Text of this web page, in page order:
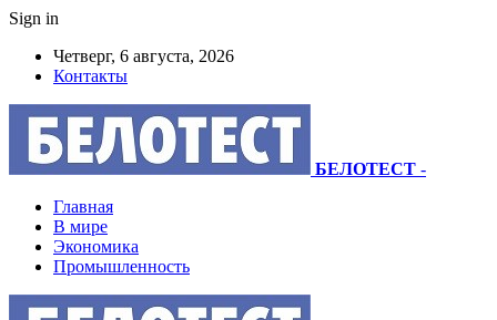
Sign in
Четверг, 6 августа, 2026
Контакты
БЕЛОТЕСТ -
Главная
В мире
Экономика
Промышленность